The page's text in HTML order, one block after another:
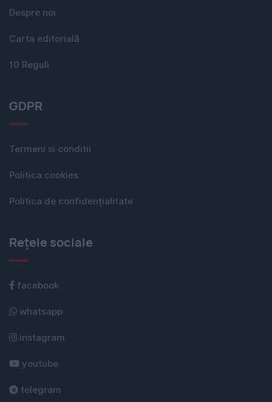
Despre noi
Carta editorială
10 Reguli
GDPR
Termeni si conditii
Politica cookies
Politica de confidențialitate
Rețele sociale
facebook
whatsapp
instagram
youtube
telegram